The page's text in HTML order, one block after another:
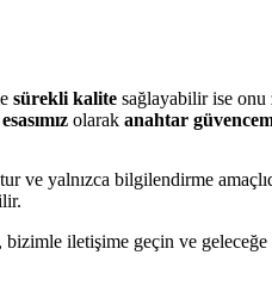
sürekli kalite sağlayabilir ise
esasımız olarak anahtar
ve yalnızca bilgilendirme
iletişime geçin ve geleceğe